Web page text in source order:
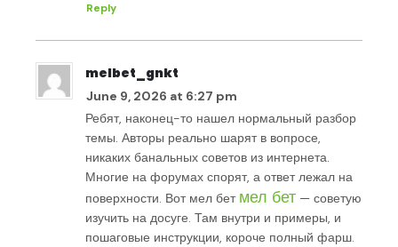
Reply
melbet_gnkt
June 9, 2026 at 6:27 pm
Ребят, наконец-то нашел нормальный разбор
темы. Авторы реально шарят в вопросе,
никаких банальных советов из интернета.
Многие на форумах спорят, а ответ лежал на
поверхности. Вот мел бет мел бет — советую
изучить на досуге. Там внутри и примеры, и
пошаговые инструкции, короче полный фарш.